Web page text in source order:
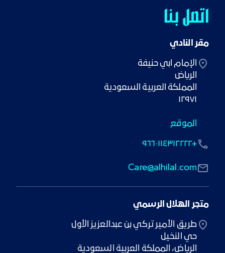
اتصل بنا
مقر النادي
١٢٩٧١
الموقع
Care@alhilal.com
+٩٦٦٠١١٤٣١٢٢٢٢
متجر الهلال الرسمي
حي النخيل